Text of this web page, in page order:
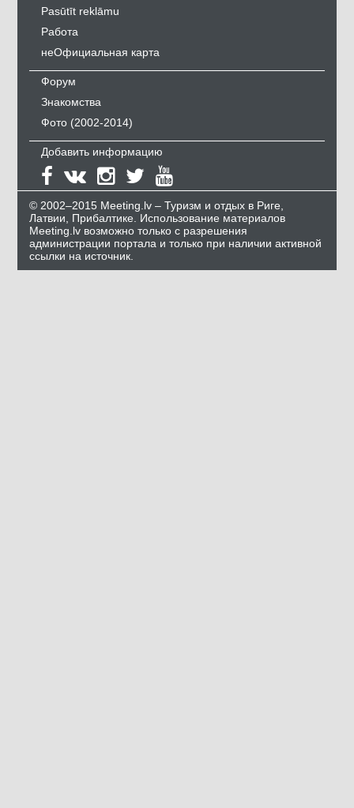
Pasūtīt reklāmu
Работа
неОфициальная карта
Форум
Знакомства
Фото (2002-2014)
Добавить информацию
© 2002–2015 Meeting.lv – Туризм и отдых в Риге,
Латвии, Прибалтике. Использование материалов
Meeting.lv возможно только с разрешения
администрации портала и только при наличии активной
ссылки на источник.